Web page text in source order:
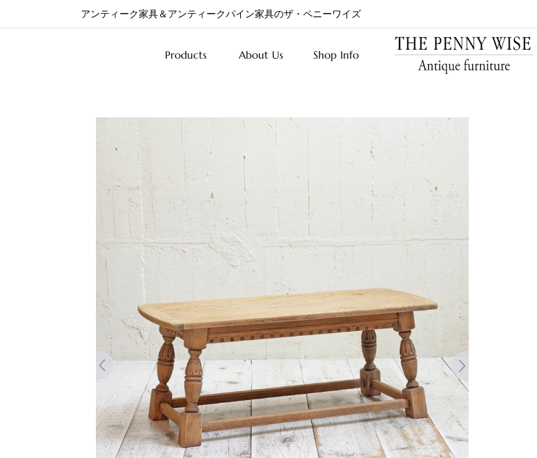
アンティーク家具＆アンティークパイン家具のザ・ペニーワイズ
Products About Us Shop Info